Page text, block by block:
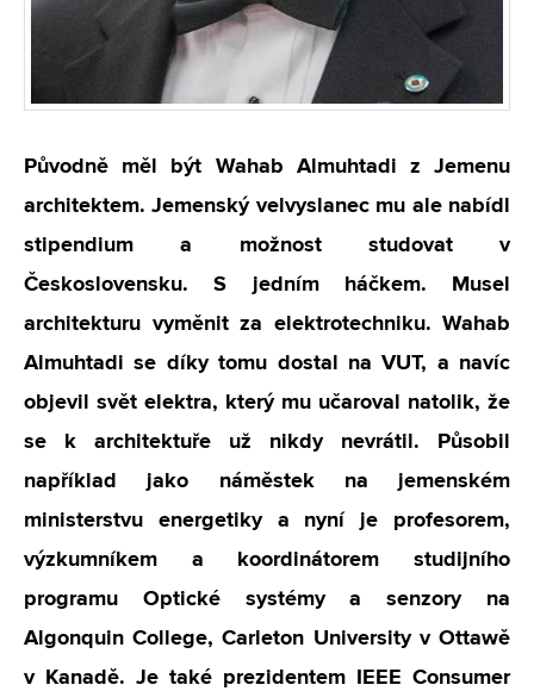
Původně měl být Wahab Almuhtadi z Jemenu
architektem. Jemenský velvyslanec mu ale nabídl
stipendium a možnost studovat v
Československu. S jedním háčkem. Musel
architekturu vyměnit za elektrotechniku. Wahab
Almuhtadi se díky tomu dostal na VUT, a navíc
objevil svět elektra, který mu učaroval natolik, že
se k architektuře už nikdy nevrátil. Působil
například jako náměstek na jemenském
ministerstvu energetiky a nyní je profesorem,
výzkumníkem a koordinátorem studijního
programu Optické systémy a senzory na
Algonquin College, Carleton University v Ottawě
v Kanadě. Je také prezidentem IEEE Consumer